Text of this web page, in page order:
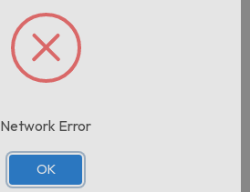
Network Error
OK